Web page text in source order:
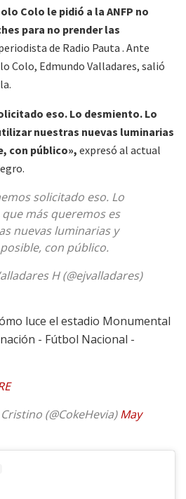
Colo le pidió a la ANFP no
para no prender las
de Radio Pauta . Ante
Colo, Edmundo Valladares, salió
eso. Lo desmiento. Lo
nuestras nuevas luminarias
con público», expresó al actual
solicitado eso. Lo
más queremos es
nuevas luminarias y
con público.
H (@ejvalladares)
(@CokeHevia)May